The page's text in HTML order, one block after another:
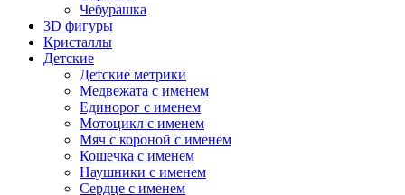
Чебурашка
3D фигуры
Кристаллы
Детские
Детские метрики
Медвежата с именем
Единорог с именем
Мотоцикл с именем
Мяч с короной с именем
Кошечка с именем
Наушники с именем
Сердце с именем